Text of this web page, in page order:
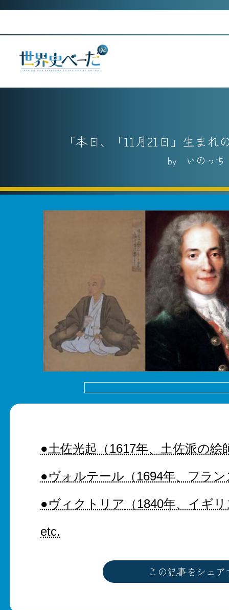
本日、「11月21日」生まれ
いのっち
●土佐光起（1617年、土佐派の絵
●ヴォルテール（1694年、フラ
●ヴィクトリア （1840年、イギ
etc.
この記事をシェア